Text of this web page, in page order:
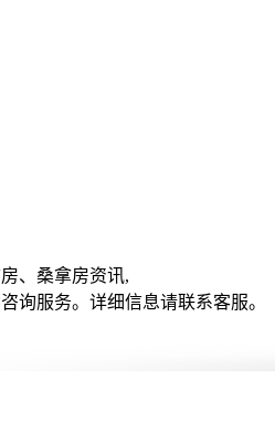
、桑拿房资讯,
询服务。详细信息请联系客服。